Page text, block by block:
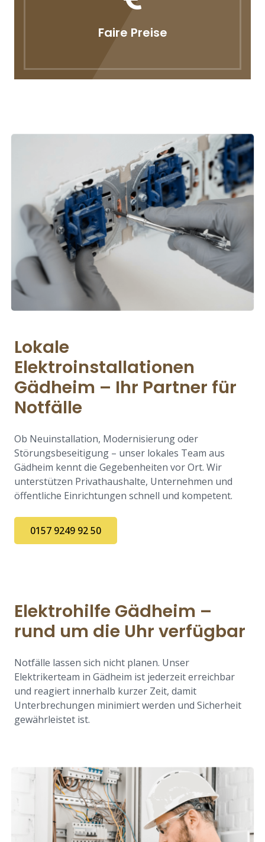
Faire Preise
Lokale
Elektroinstallationen
Gädheim – Ihr Partner für
Notfälle
Ob Neuinstallation, Modernisierung oder
Störungsbeseitigung – unser lokales Team aus
Gädheim kennt die Gegebenheiten vor Ort. Wir
unterstützen Privathaushalte, Unternehmen und
öffentliche Einrichtungen schnell und kompetent.
0157 9249 92 50
Elektrohilfe Gädheim –
rund um die Uhr verfügbar
Notfälle lassen sich nicht planen. Unser
Elektrikerteam in Gädheim ist jederzeit erreichbar
und reagiert innerhalb kurzer Zeit, damit
Unterbrechungen minimiert werden und Sicherheit
gewährleistet ist.